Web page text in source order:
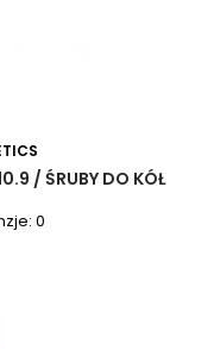
/ ŚRUBY DO KÓŁ
0